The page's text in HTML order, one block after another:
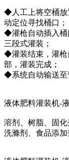
◆人工上将空桶放
动定位寻找桶口；
◆灌枪自动插入桶
三段式灌装；
◆灌装结束，灌枪
部，灌装完成；
◆系统自动输送至
液体肥料灌装机-
溶剂、树脂、固
洗滌剂、食品添加